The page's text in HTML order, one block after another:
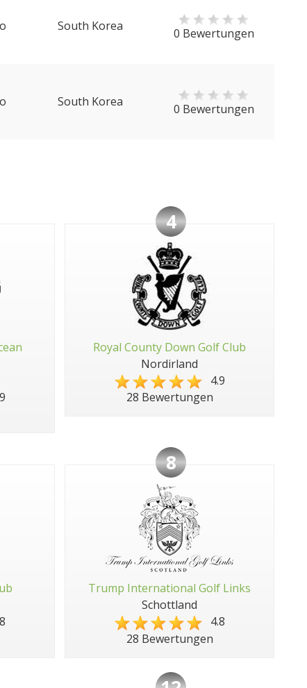
South Korea 0 Bewertungen
South Korea 0 Bewertungen
4
Royal County Down Golf Club
Nordirland
4.9
28 Bewertungen
8
Trump International Golf Links
Schottland
4.8
28 Bewertungen